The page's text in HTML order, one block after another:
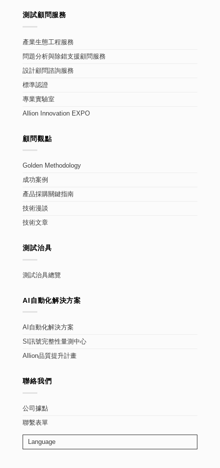
測試顧問服務
產業生態工程服務
問題分析與除錯支援顧問服務
設計顧問諮詢服務
標準認證
專業實驗室
Allion Innovation EXPO
顧問觀點
Golden Methodology
成功案例
產品採購關鍵指南
技術漫談
技術文章
測試治具
測試治具總覽
AI自動化解決方案
AI自動化解決方案
SI訊號完整性量測中心
Allion品質提升計畫
聯絡我們
公司據點
聯繫表單
Language